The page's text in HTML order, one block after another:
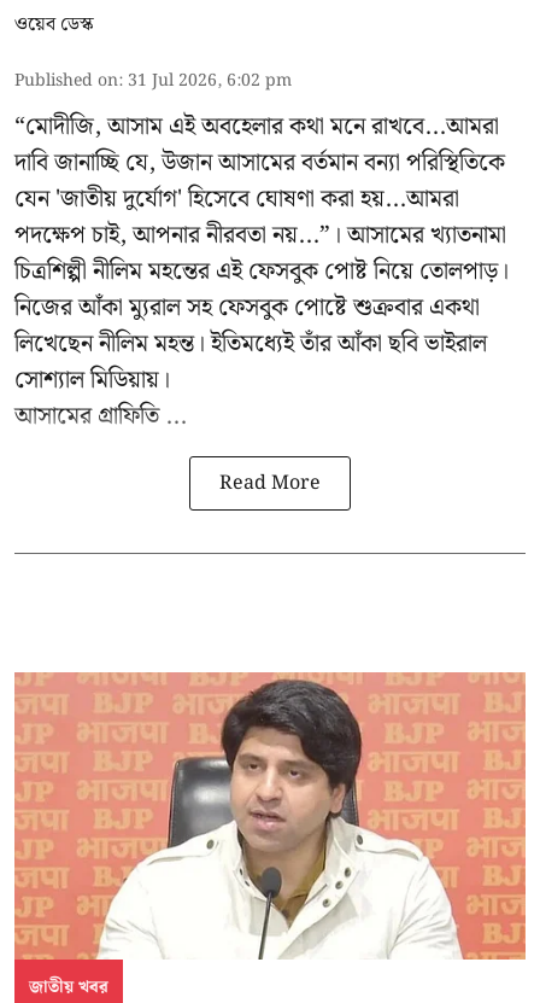
ওয়েব ডেস্ক
Published on: 31 Jul 2026, 6:02 pm
“মোদীজি, আসাম এই অবহেলার কথা মনে রাখবে...আমরা
দাবি জানাচ্ছি যে, উজান আসামের বর্তমান বন্যা পরিস্থিতিকে
যেন 'জাতীয় দুর্যোগ' হিসেবে ঘোষণা করা হয়...আমরা
পদক্ষেপ চাই, আপনার নীরবতা নয়...”। আসামের খ্যাতনামা
চিত্রশিল্পী নীলিম মহন্তের এই ফেসবুক পোষ্ট নিয়ে তোলপাড়।
নিজের আঁকা ম্যুরাল সহ ফেসবুক পোষ্টে শুক্রবার একথা
লিখেছেন নীলিম মহন্ত। ইতিমধ্যেই তাঁর আঁকা ছবি ভাইরাল
সোশ্যাল মিডিয়ায়।
আসামের গ্রাফিতি ...
Read More
জাতীয় খবর